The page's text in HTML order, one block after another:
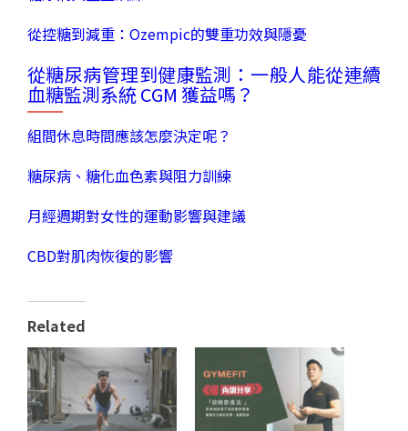
從控糖到減重：Ozempic的雙重功效與隱憂
從糖尿病管理到健康監測：一般人能從連續
血糖監測系統 CGM 獲益嗎？
組間休息時間應該怎麼決定呢？
糖尿病、糖化血色素與阻力訓練
月經週期對女性的運動影響與建議
CBD對肌肉恢復的影響
Related